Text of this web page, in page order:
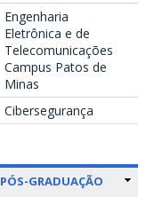
Engenharia
Eletrônica e de
Telecomunicações
Campus Patos de
Minas
Cibersegurança
PÓS-GRADUAÇÃO